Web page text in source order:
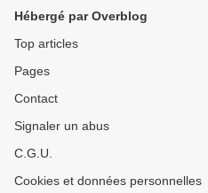
Hébergé par Overblog
Top articles
Pages
Contact
Signaler un abus
C.G.U.
Cookies et données personnelles